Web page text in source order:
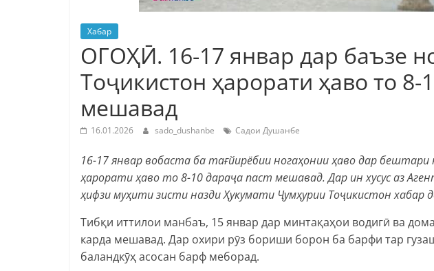
Хабар
ОГОҲӢ. 16-17 январ дар баъзе
Тоҷикистон ҳарорати ҳаво то 8-
мешавад
16.01.2026 sado_dushanbe Садои Душанбе
16-17 январ вобаста ба тағйирёбии ногаҳонии ҳаво дар бештари
ҳарорати ҳаво то 8-10 дараҷа паст мешавад. Дар ин хусус аз
ҳифзи муҳити зисти назди Ҳукумати Ҷумҳурии Тоҷикистон хабар
Тибқи иттилои манбаъ, 15 январ дар минтақаҳои водигӣ ва
карда мешавад. Дар охири рӯз бориши борон ба барфи тар
баландкӯҳ асосан барф меборад.